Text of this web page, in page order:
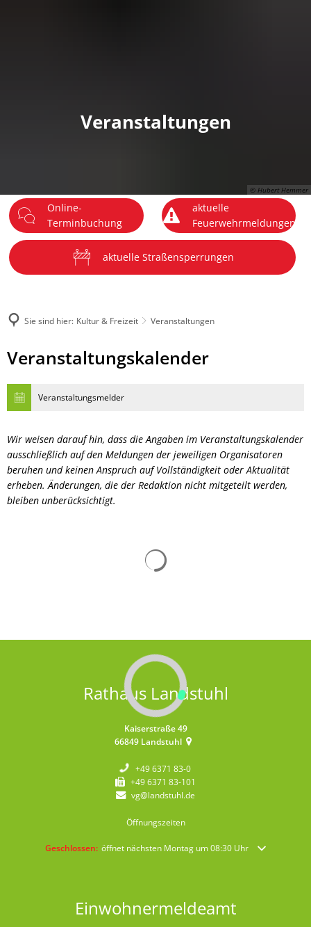
© Hubert Hemmer
Veranstaltungen
Online-
Terminbuchung
aktuelle
Feuerwehrmeldungen
aktuelle Straßensperrungen
Sie sind hier: Kultur & Freizeit Veranstaltungen
Veranstaltungen
Veranstaltungskalender
Veranstaltungsmelder
Wir weisen darauf hin, dass die Angaben im Veranstaltungskalender
ausschließlich auf den Meldungen der jeweiligen Organisatoren
beruhen und keinen Anspruch auf Vollständigkeit oder Aktualität
erheben. Änderungen, die der Redaktion nicht mitgeteilt werden,
bleiben unberücksichtigt.
Rathaus Landstuhl
Kaiserstraße 49
66849 Landstuhl
+49 6371 83-0
+49 6371 83-101
vg@landstuhl.de
Öffnungszeiten
Klicken, um weitere Öffnungs- oder Schließzeiten auszublenden
Geschlossen: öffnet nächsten Montag um 08:30 Uhr
Einwohnermeldeamt